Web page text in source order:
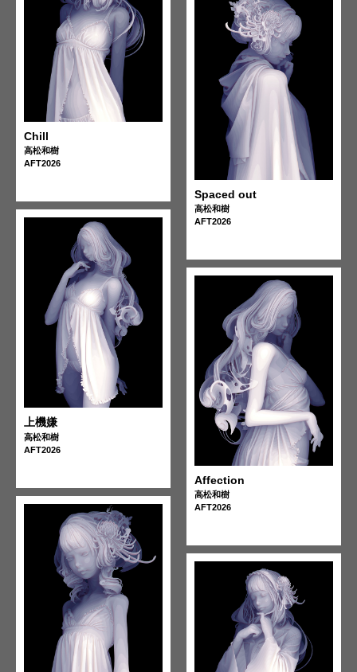
Chill
高松和樹
AFT2026
上機嫌
高松和樹
AFT2026
Spaced out
高松和樹
AFT2026
Affection
高松和樹
AFT2026